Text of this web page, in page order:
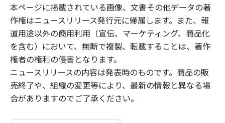
本ページに掲載されている画像、文書その他データの著
作権はニュースリリース発行元に帰属します。また、報
道用途以外の商用利用（宣伝、マーケティング、商品化
を含む）において、無断で複製、転載することは、著作
権者の権利の侵害となります。
ニュースリリースの内容は発表時のものです。商品の販
売終了や、組織の変更等により、最新の情報と異なる場
合がありますのでご了承ください。